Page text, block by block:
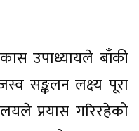
उपाध्यायले बाँकी
सङ्कलन लक्ष्य पूरा
प्रयास गरिरहेको